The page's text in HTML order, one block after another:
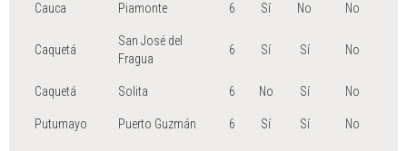
Cauca Piamonte 6 Sí No No
Caquetá
San José del
Fragua
6 Sí Sí No
Caquetá Solita 6 No Sí No
Putumayo Puerto Guzmán 6 Sí Sí No